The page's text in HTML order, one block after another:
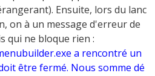
Ensuite, lors du lanc
on à un message d'erreur de
qui ne bloque rien :
a rencontré un
être fermé. Nous somme dé